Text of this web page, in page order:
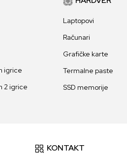
igrice
2 igrice
Laptopovi
Računari
Grafičke karte
Termalne paste
SSD memorije
KONTAKT